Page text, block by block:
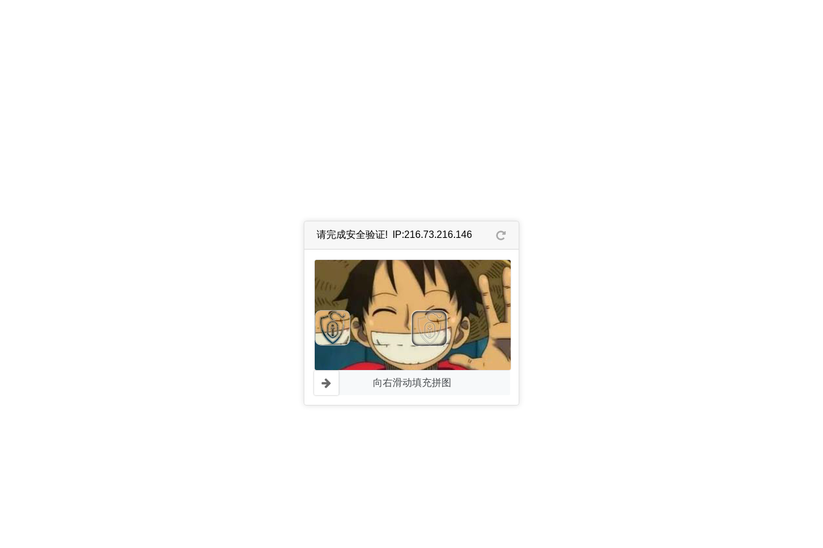
请完成安全验证! IP:216.73.216.146
向右滑动填充拼图